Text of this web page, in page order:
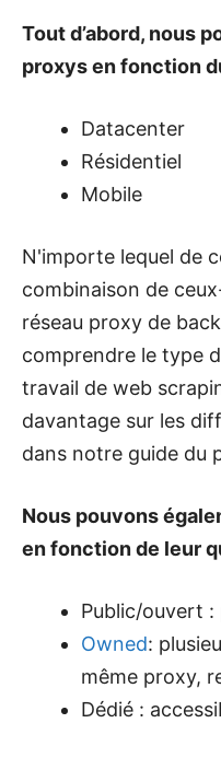
Tout d’abord, nous
proxys en fonction
Datacenter
Résidentiel
Mobile
N'importe lequel de
combinaison de
réseau proxy de
comprendre le type
travail de web
davantage sur les
dans notre guide du
Nous pouvons
en fonction de leur
Public/ouvert
Owned:
même proxy,
Dédié :